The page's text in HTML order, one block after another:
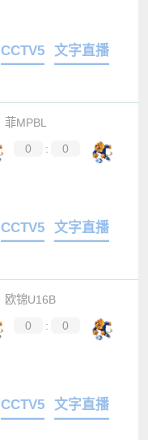
CCTV5 文字直播
菲MPBL
0 :
0
CCTV5 文字直播
欧锦U16B
0 :
0
CCTV5 文字直播